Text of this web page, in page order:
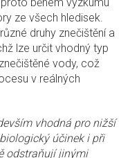
ze všech hledisek.
druhy znečištění a
lze určit vhodný typ
vody, což
v reálných
vhodná pro nižší
účinek i při
odstraňují jinými